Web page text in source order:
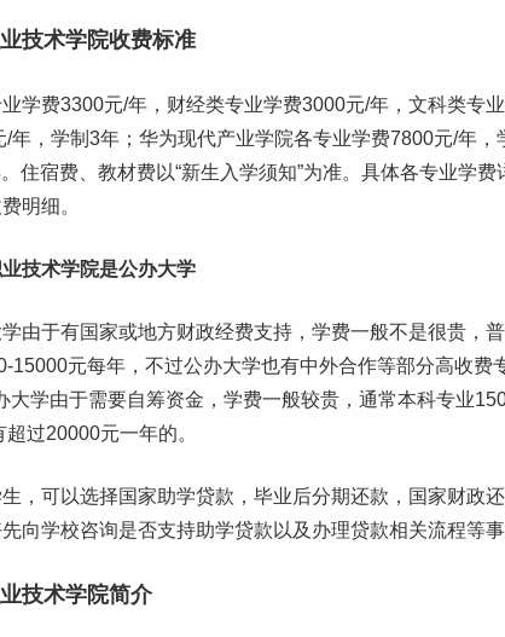
技术学院收费标准
学费3300元/年，财经类专业学费3000元/年，文科类专
年，学制3年；华为现代产业学院各专业学费7800元/年
住宿费、教材费以“新生 入学须知”为准。具体各专业学
明细。
技术学院是公办大学
由于有国家或地方财政经费支持，学费一般不是很贵，
15000元每年，不过公办大学也有中外合作等部分高收费
大学由于需要自筹资金，学费一般较贵，通常本科专业
过20000元一年的。
，可以选择国家助学贷款， 毕业后分期还款，国家财政
向学校咨询是否支持助学贷款以及办理贷款相关流程等事
技术学院简介